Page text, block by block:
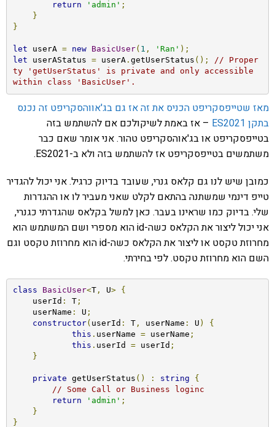
return 'admin' ;
}
}
let userA = new BasicUser( 1 , 'Ran' );
let userAStatus = userA. getUserStatus ();
// Proper
ty 'getUserStatus' is private and only accessible
within class 'BasicUser'.
מאז שטייפסקריפט הכניס את זה אז גם בג'אווהסקריפט זה נכנס
בתקן ES2021
– אז באמת לשיקולכם אם להשתמש בזה
בטייפסקריפט או בג'אוהסקריפט טהור. אני אומר שאם כבר
משתמשים בטייפסקריפט אז להשתמש בזה ולא ב-ES2021.
כמובן שיש לנו גם קלאס גנרי, שעובד בדיוק כרגיל. אני יכול להגדיר
טייפ דינמי שמשתנה בהתאם לקלט שאני מעביר לו או ההגדרות
שלי. בדיוק כמו שראינו בעבר. כאן למשל בקלאס שהגדרתי כגנרי,
אני יכול ליצור את הקלאס כשה-id הוא מספרי ושם המשתמש הוא
מחרוזת טקסט או ליצור את הקלאס כשה-id הוא מחרוזת טקסט וגם
השם הוא מחרוזת טקסט. לפי בחירתי.
class BasicUser<T, U>
{
    userId
: T;
    userName
: U ;
constructor( userId : T, userName : U )
{
this . userName = userName ;
this . userId = userId ;
}
private getUserStatus () : string
{
// Some Call or Business loginc
return
'admin' ;
}
}